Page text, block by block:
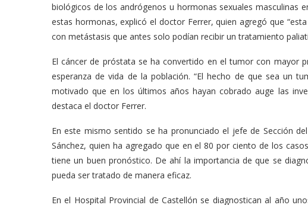
biológicos de los andrógenos u hormonas sexuales masculinas
estas hormonas, explicó el doctor Ferrer, quien agregó que
con metástasis que antes solo podían recibir un tratamiento
El cáncer de próstata se ha convertido en el tumor con mayor
esperanza de vida de la población. “El hecho de que sea un
motivado que en los últimos años hayan cobrado auge las
destaca el doctor Ferrer.
En este mismo sentido se ha pronunciado el jefe de Sección
Sánchez, quien ha agregado que en el 80 por ciento de los
tiene un buen pronóstico. De ahí la importancia de que se
pueda ser tratado de manera eficaz.
En el Hospital Provincial de Castellón se diagnostican al año